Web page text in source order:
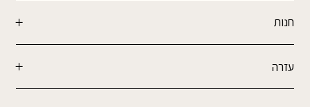
חנות
עזרה